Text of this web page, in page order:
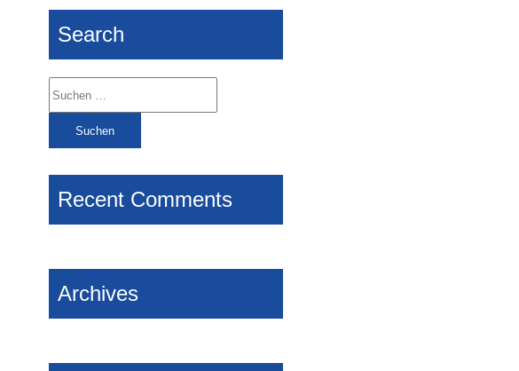
Search
Suchen
nach:
Recent Comments
Archives